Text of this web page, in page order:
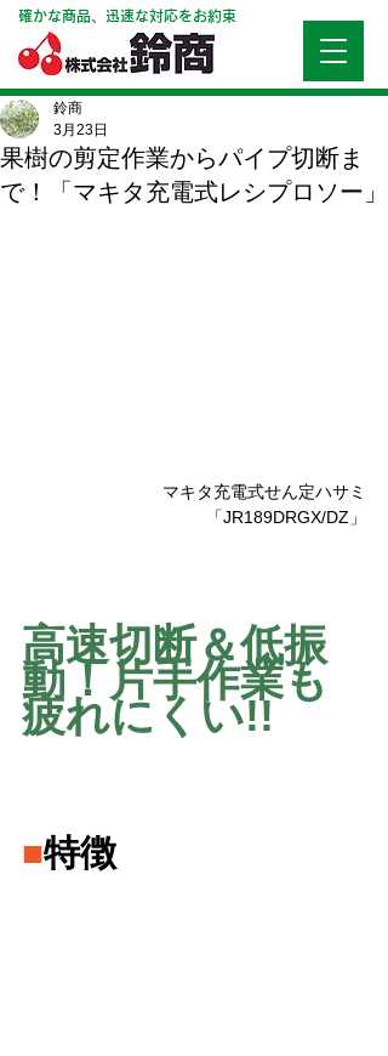
確かな商品、迅速な対応をお約束
果樹の剪定作業からパイプ切断ま
で！「マキタ充電式レシプロソー」
鈴商
3月23日
マキタ充電式せん定ハサミ
「JR189DRGX/DZ」
高速切断＆低振
動！片手作業も
疲れにくい!!
■特徴